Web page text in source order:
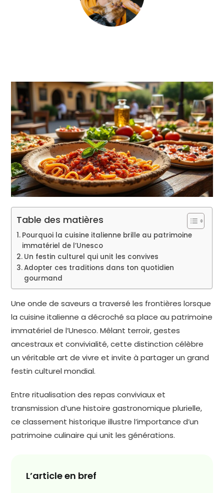
Table des matières
Pourquoi la cuisine italienne brille au patrimoine
immatériel de l’Unesco
Un festin culturel qui unit les convives
Adopter ces traditions dans ton quotidien
gourmand
Une onde de saveurs a traversé les frontières lorsque
la cuisine italienne a décroché sa place au patrimoine
immatériel de l’Unesco. Mêlant terroir, gestes
ancestraux et convivialité, cette distinction célèbre
un véritable art de vivre et invite à partager un grand
festin culturel mondial.
Entre ritualisation des repas conviviaux et
transmission d’une histoire gastronomique plurielle,
ce classement historique illustre l’importance d’un
patrimoine culinaire qui unit les générations.
L’article en bref